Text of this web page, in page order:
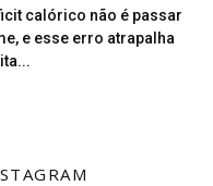
calórico não é passar
e esse erro atrapalha